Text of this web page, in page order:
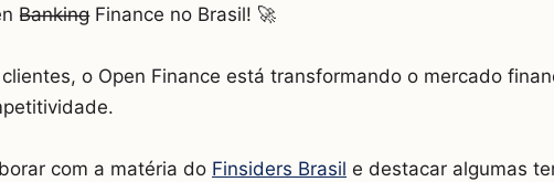
B̶a̶n̶k̶i̶n̶g̶ Finance no Brasil! 🚀
o Open Finance está transformando o mercado
com a matéria do Finsiders Brasil e destacar algumas